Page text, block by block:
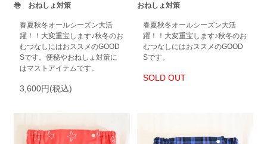
巻 おねしょ対策
春夏秋冬オールシーズン大活
躍！！大変重宝します♪秋冬のお
むつなしにはおススメのGOOD
Sです。便秘やおねしょ対策に
はマストアイテムです。
3,600円(税込)
おねしょ対策
春夏秋冬オールシーズン大活
躍！！大変重宝します♪秋冬のお
むつなしにはおススメのGOOD
Sです。
SOLD OUT